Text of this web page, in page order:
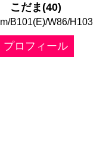
こだま(40)
B101(E)/W86/H103
プロフィール